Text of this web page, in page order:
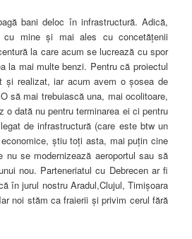
bani deloc în infrastructură. Adică,
mine şi mai ales cu concetăţenii
la care acum se lucrează cu spor
la mai multe benzi. Pentru că proiectul
şi realizat, iar acum avem o şosea de
să mai trebuiască una, mai ocolitoare,
o dată nu pentru terminarea ei ci pentru
de infrastructură (care este btw un
ştiu toţi asta, mai puţin cine
nu se modernizează aeroportul sau să
nou. Parteneriatul cu Debrecen ar fi
în jurul nostru Aradul,Clujul, Timişoara
noi stăm ca fraierii şi privim cerul fără